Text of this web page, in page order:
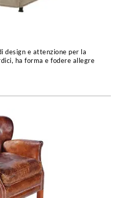
design e attenzione per la
ha forma e fodere allegre